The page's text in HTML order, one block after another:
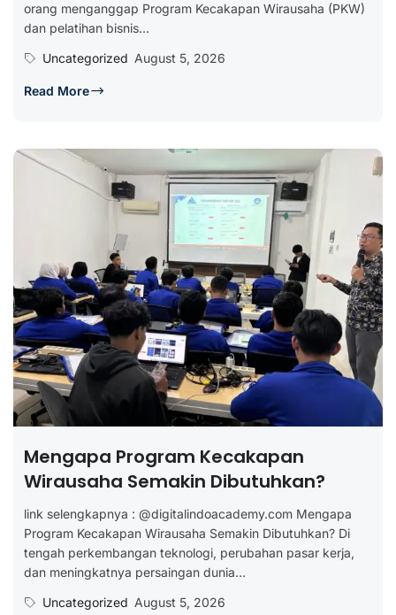
orang menganggap Program Kecakapan Wirausaha (PKW)
dan pelatihan bisnis...
Uncategorized August 5, 2026
Read More
Mengapa Program Kecakapan
Wirausaha Semakin Dibutuhkan?
link selengkapnya : @digitalindoacademy.com Mengapa
Program Kecakapan Wirausaha Semakin Dibutuhkan? Di
tengah perkembangan teknologi, perubahan pasar kerja,
dan meningkatnya persaingan dunia...
Uncategorized August 5, 2026